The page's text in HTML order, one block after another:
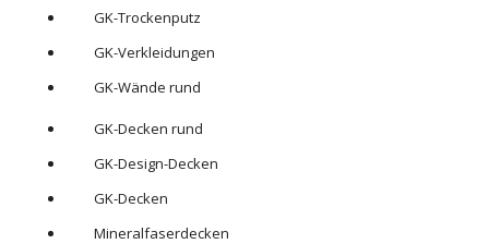
GK-Trockenputz
GK-Verkleidungen
GK-Wände rund
GK-Decken rund
GK-Design-Decken
GK-Decken
Mineralfaserdecken